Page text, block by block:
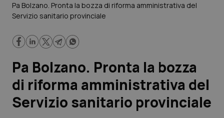
Governo e Parlamento
Regioni e Asl
Lavoro e Professioni
Scienza e Farmaci
Studi e Analisi
Pa Bolzano. Pronta la bozza di riforma amministrativa del
Servizio sanitario provinciale
Pa Bolzano. Pronta la bozza
di riforma amministrativa del
Servizio sanitario provinciale